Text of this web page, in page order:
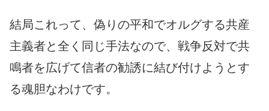
結局これって、偽りの平和でオルグする共産
主義者と全く同じ手法なので、戦争反対で共
鳴者を広げて信者の勧誘に結び付けようとす
る魂胆なわけです。